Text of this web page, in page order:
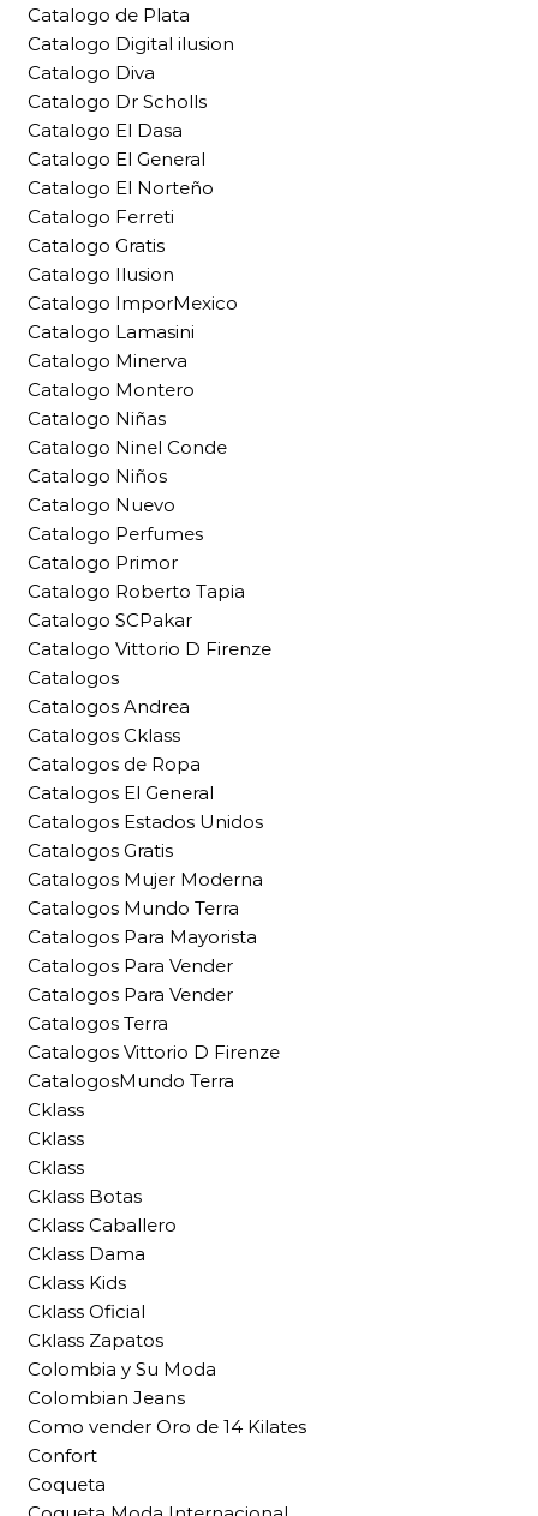
Catalogo de Plata
Catalogo Digital ilusion
Catalogo Diva
Catalogo Dr Scholls
Catalogo El Dasa
Catalogo El General
Catalogo El Norteño
Catalogo Ferreti
Catalogo Gratis
Catalogo Ilusion
Catalogo ImporMexico
Catalogo Lamasini
Catalogo Minerva
Catalogo Montero
Catalogo Niñas
Catalogo Ninel Conde
Catalogo Niños
Catalogo Nuevo
Catalogo Perfumes
Catalogo Primor
Catalogo Roberto Tapia
Catalogo SCPakar
Catalogo Vittorio D Firenze
Catalogos
Catalogos Andrea
Catalogos Cklass
Catalogos de Ropa
Catalogos El General
Catalogos Estados Unidos
Catalogos Gratis
Catalogos Mujer Moderna
Catalogos Mundo Terra
Catalogos Para Mayorista
Catalogos Para Vender
Catalogos Para Vender
Catalogos Terra
Catalogos Vittorio D Firenze
CatalogosMundo Terra
Cklass
Cklass
Cklass
Cklass Botas
Cklass Caballero
Cklass Dama
Cklass Kids
Cklass Oficial
Cklass Zapatos
Colombia y Su Moda
Colombian Jeans
Como vender Oro de 14 Kilates
Confort
Coqueta